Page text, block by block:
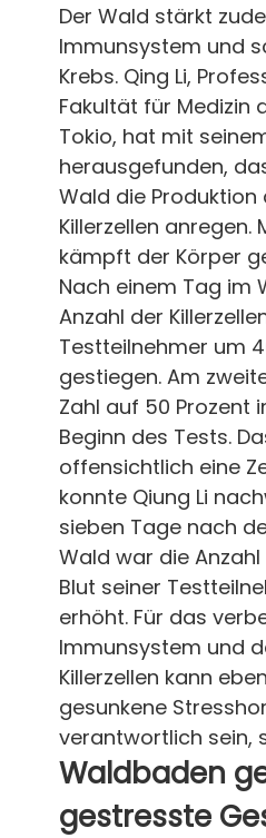
Der Wald stärkt
Immunsystem und
Krebs. Qing Li,
Fakultät für Medizin
Tokio, hat mit
herausgefunden,
Wald die
Killerzellen anregen.
kämpft der Körper
Nach einem Tag im
Anzahl der
Testteilnehmer um
gestiegen. Am
Zahl auf 50 Prozent
Beginn des Tests.
offensichtlich eine
konnte Qiung Li
sieben Tage nach
Wald war die Anzahl
Blut seiner
erhöht. Für das
Immunsystem und
Killerzellen kann
gesunkene
verantwortlich sein,
Waldbaden
gestresste